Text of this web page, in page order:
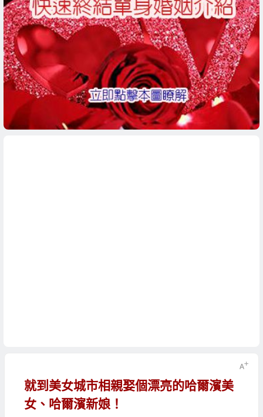
就到美女城市相親娶個漂亮的哈爾濱美
女、哈爾濱新娘！